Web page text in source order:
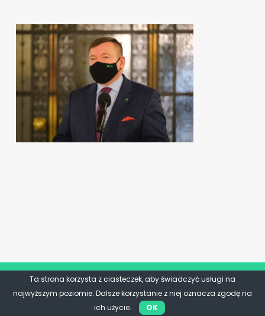
Ta strona korzysta z ciasteczek, aby świadczyć usługi na
najwyższym poziomie. Dalsze korzystanie z niej oznacza zgodę na
ich użycie.
OK